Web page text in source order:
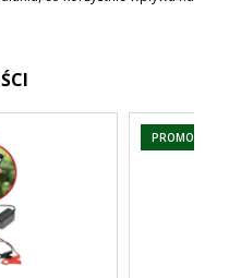
PROMOCJA